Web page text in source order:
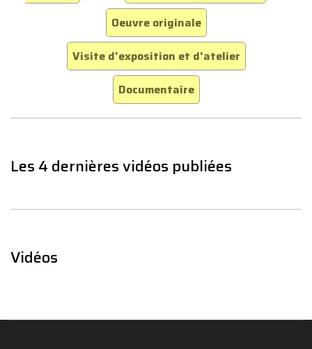
Oeuvre originale
Visite d'exposition et d'atelier
Documentaire
Les 4 dernières vidéos publiées
Vidéos